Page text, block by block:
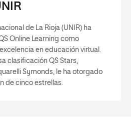
de La Rioja (UNIR) ha
Online Learning como
en educación virtual.
clasificación QS Stars,
Symonds, le ha otorgado
de cinco estrellas.